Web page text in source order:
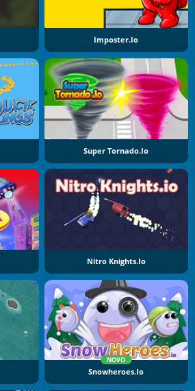
Imposter.io
Super Tornado.io
Nitro Knights.Io
NOVO
Snowheroes.io